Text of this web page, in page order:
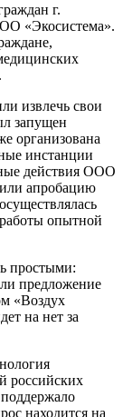
г.
«Экосистема».
извлечь свои
запущен
организована
инстанции
действия ООО
апробацию
работы опытной
простыми:
предложение
«Воздух
на нет за
российских
находится на